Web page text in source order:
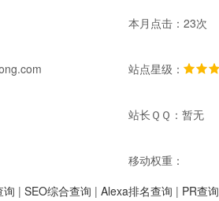
本月点击：23次
站点星级：
站长ＱＱ：暂无
移动权重：
询 | SEO综合查询 | Alexa排名查询 | PR查询